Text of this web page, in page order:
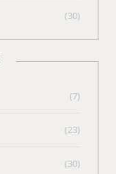
(30)
(7)
(23)
(30)